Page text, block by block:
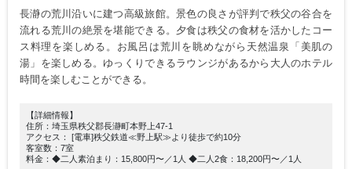
長瀞の荒川沿いに建つ高級旅館。景色の良さが評判で秩父の谷合を
流れる荒川の絶景を堪能できる。夕食は秩父の食材を活かしたコー
ス料理を楽しめる。お風呂は荒川を眺めながら天然温泉「美肌の
湯」を楽しめる。ゆっくりできるラウンジがあるから大人のホテル
時間を楽しむことができる。
【詳細情報】
住所：埼玉県秩父郡長瀞町本野上47-1
アクセス： [電車]秩父鉄道≪野上駅≫より徒歩で約10分
客室数：7室
料金：◆二人素泊まり：15,800円〜／1人 ◆二人2食：18,200円〜／1人